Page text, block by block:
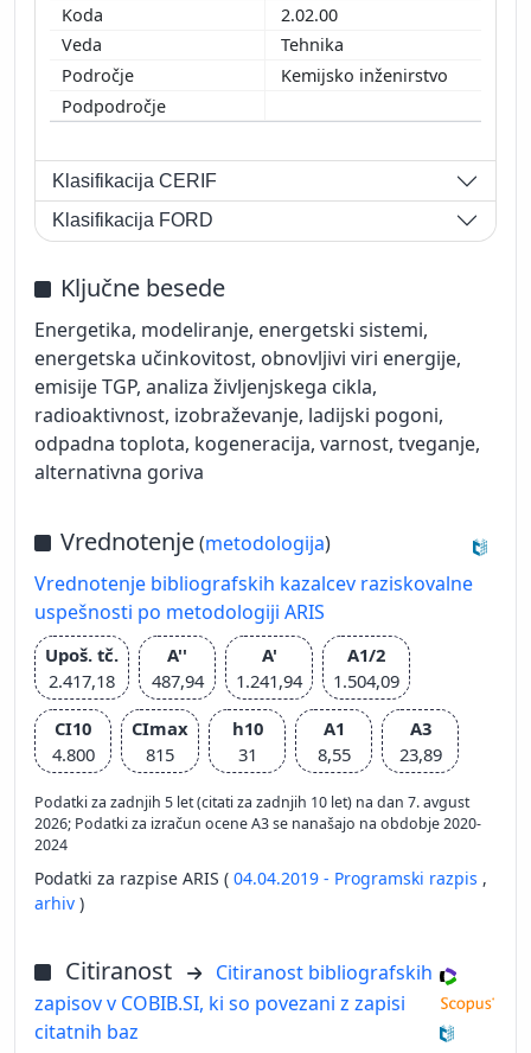
2.02.00
Tehnika
Kemijsko inženirstvo
Klasifikacija CERIF
Klasifikacija FORD
Ključne besede
Energetika, modeliranje, energetski sistemi,
energetska učinkovitost, obnovljivi viri energije,
emisije TGP, analiza življenjskega cikla,
radioaktivnost, izobraževanje, ladijski pogoni,
odpadna toplota, kogeneracija, varnost, tveganje,
alternativna goriva
Vrednotenje(metodologija)
Vrednotenje bibliografskih kazalcev raziskovalne
uspešnosti po metodologiji ARIS
Upoš. tč.
2.417,18
A''
487,94
A'
1.241,94
A1/2
1.504,09
CI10
4.800
CImax
815
h10
31
A1
8,55
A3
23,89
Podatki za zadnjih 5 let (citati za zadnjih 10 let) na dan 7. avgust
2026; Podatki za izračun ocene A3 se nanašajo na obdobje 2020-
2024
Podatki za razpise ARIS ( 04.04.2019 - Programski razpis ,
arhiv )
Citiranost
Citiranost bibliografskih
zapisov v COBIB.SI, ki so povezani z zapisi
citatnih baz